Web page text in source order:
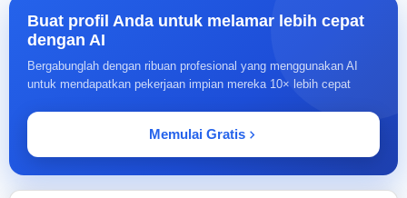
Buat profil Anda untuk melamar lebih cepat
dengan AI
Bergabunglah dengan ribuan profesional yang menggunakan AI
untuk mendapatkan pekerjaan impian mereka 10× lebih cepat
Memulai Gratis